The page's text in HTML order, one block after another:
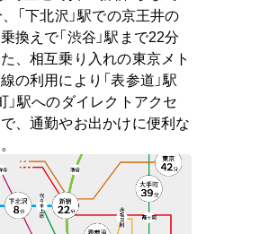
「下北沢」駅での京王井の
換えで「渋谷」駅まで22分
、相互乗り入れの東京メト
の利用により「表参道」駅
」駅へのダイレクトアクセ
、通勤やお出かけに便利な